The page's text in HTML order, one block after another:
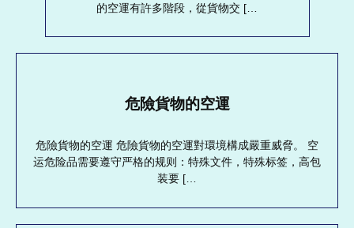
的空運有許多階段，從貨物交 […
危險貨物的空運
危險貨物的空運 危險貨物的空運對環境構成嚴重威脅。 空
运危险品需要遵守严格的规则：特殊文件，特殊标签，高包
装要 […